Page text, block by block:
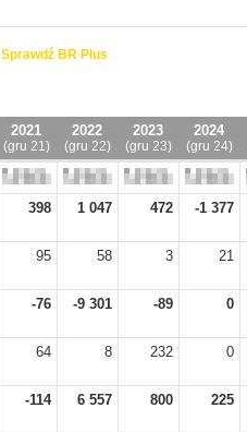
Sprawdź BR Plus
2021
(gru 21)
2022
(gru 22)
2023
(gru 23)
2024
(gru 24)
398 1 047 472 -1 377
95 58 3 21
-76 -9 301 -89 0
64 8 232 0
-114 6 557 800 225